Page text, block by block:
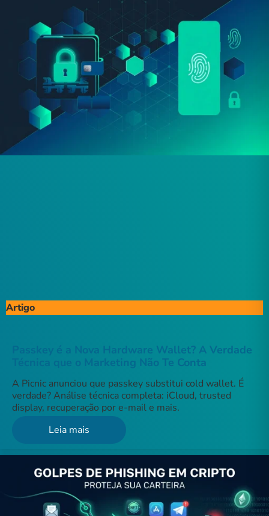
Artigo
Passkey é a Nova Hardware Wallet? A Verdade
Técnica que o Marketing Não Te Conta
A Picnic anunciou que passkey substitui cold wallet. É
verdade? Análise técnica completa: iCloud, trusted
display, recuperação por e-mail e mais.
Leia mais